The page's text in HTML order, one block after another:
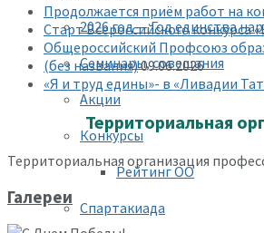
2026 год — Год единства
Семинары, совещания
Акции
Конкурсы
Рейтинг ОО
Спартакиада
Продолжается приём работ на
Старт Всероссийского конкурса
Общероссийский Профсоюз
(без названия)09.06.2026
«Я и труд едины»- в «Ливадии
Территориальная
Территориальная организация
Галереи